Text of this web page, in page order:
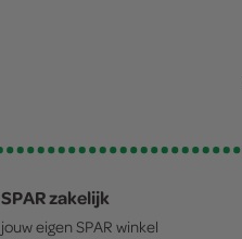
SPAR zakelijk
jouw eigen SPAR winkel